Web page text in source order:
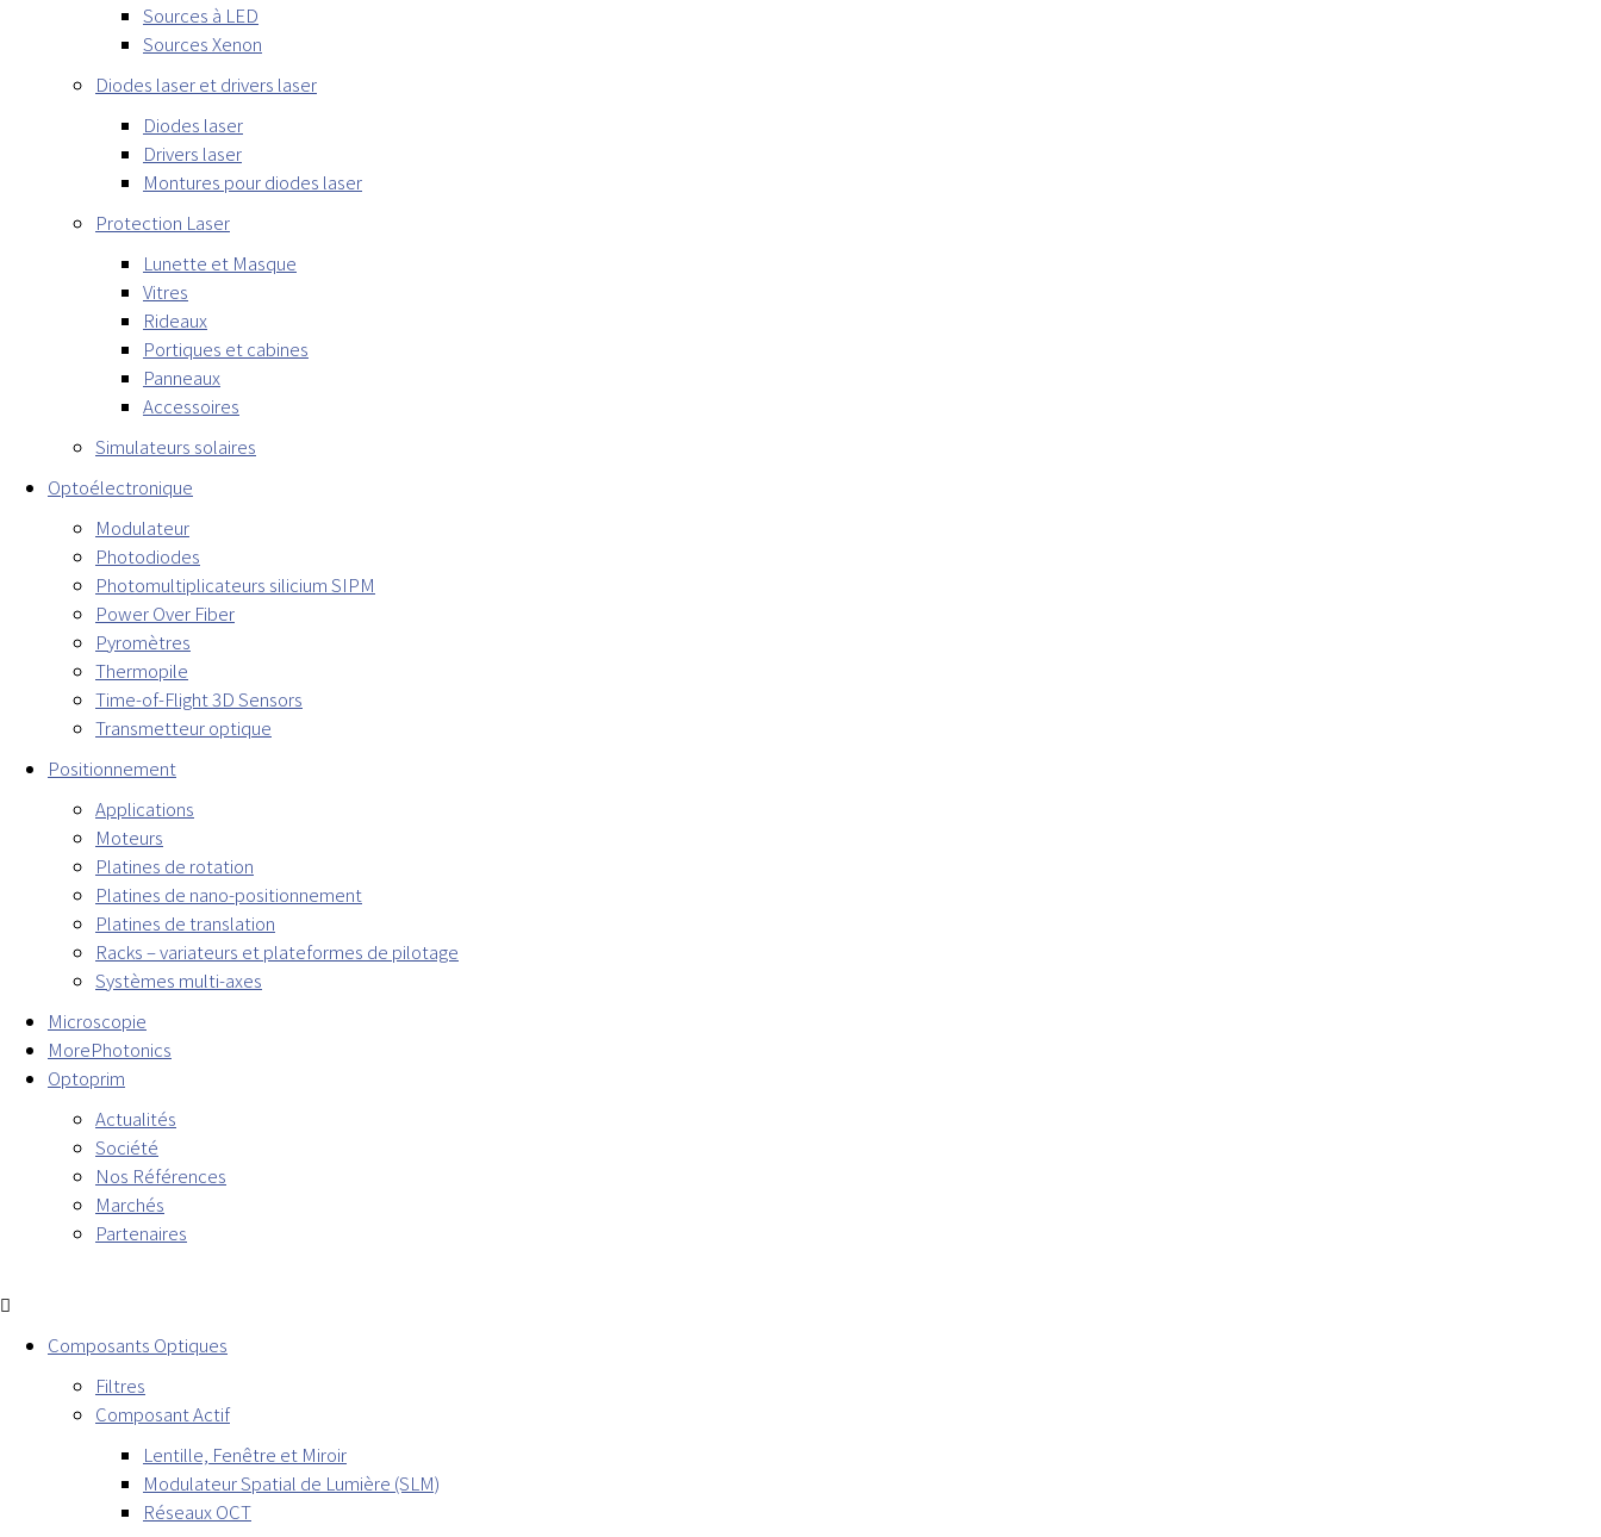
Sources à LED
Sources Xenon
Diodes laser et drivers laser
Diodes laser
Drivers laser
Montures pour diodes laser
Protection Laser
Lunette et Masque
Vitres
Rideaux
Portiques et cabines
Panneaux
Accessoires
Simulateurs solaires
Optoélectronique
Modulateur
Photodiodes
Photomultiplicateurs silicium SIPM
Power Over Fiber
Pyromètres
Thermopile
Time-of-Flight 3D Sensors
Transmetteur optique
Positionnement
Applications
Moteurs
Platines de rotation
Platines de nano-positionnement
Platines de translation
Racks – variateurs et plateformes de pilotage
Systèmes multi-axes
Microscopie
MorePhotonics
Optoprim
Actualités
Société
Nos Références
Marchés
Partenaires
Composants Optiques
Filtres
Composant Actif
Lentille, Fenêtre et Miroir
Modulateur Spatial de Lumière (SLM)
Réseaux OCT